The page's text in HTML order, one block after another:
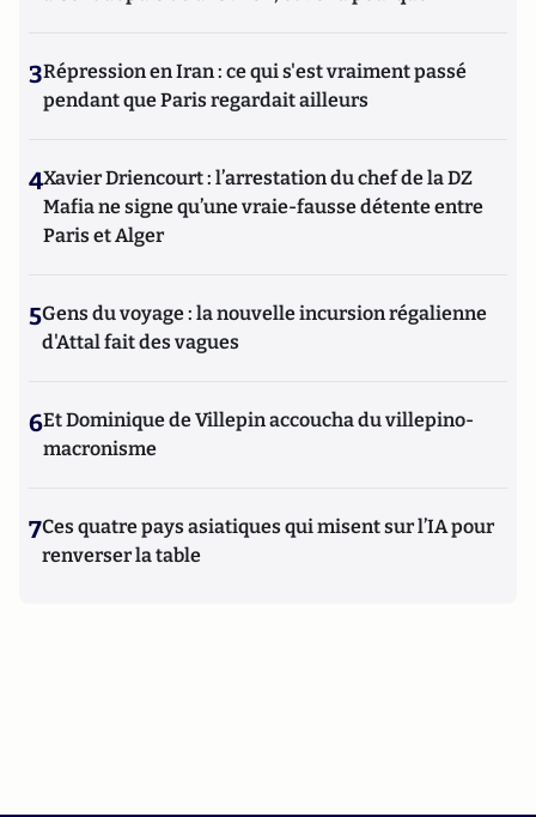
3Répression en Iran : ce qui s'est vraiment passé
pendant que Paris regardait ailleurs
4Xavier Driencourt : l’arrestation du chef de la DZ
Mafia ne signe qu’une vraie-fausse détente entre
Paris et Alger
5Gens du voyage : la nouvelle incursion régalienne
d'Attal fait des vagues
6Et Dominique de Villepin accoucha du villepino-
macronisme
7Ces quatre pays asiatiques qui misent sur l’IA pour
renverser la table